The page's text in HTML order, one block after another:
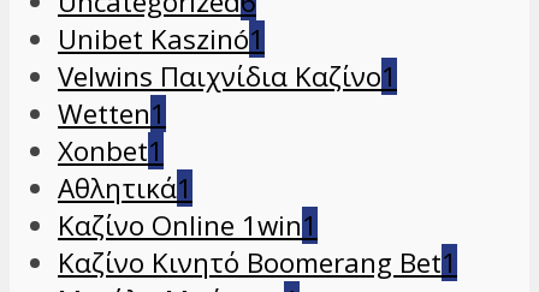
Unibet Kaszinó1
Velwins Παιχνίδια Καζίνο1
Wetten1
Xonbet1
Αθλητικά1
Καζίνο Online 1win1
Καζίνο Κινητό Boomerang Bet1